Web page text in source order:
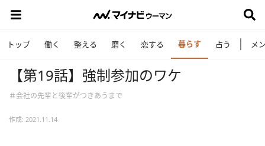
トップ 働く 整える 磨く 恋する 暮らす 占う メ
【第19話】強制参加のワケ
＃会社の先輩と後輩がつきあうまで
作成: 2021.11.14